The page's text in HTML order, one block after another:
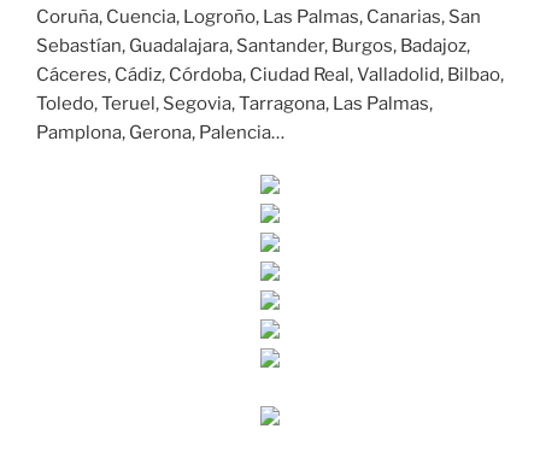
Coruña, Cuencia, Logroño, Las Palmas, Canarias, San
Sebastían, Guadalajara, Santander, Burgos, Badajoz,
Cáceres, Cádiz, Córdoba, Ciudad Real, Valladolid, Bilbao,
Toledo, Teruel, Segovia, Tarragona, Las Palmas,
Pamplona, Gerona, Palencia…